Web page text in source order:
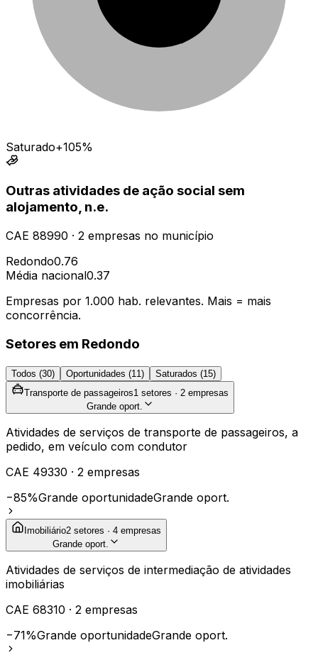
Saturado+105%
Outras atividades de ação social sem
alojamento, n.e.
CAE 88990 · 2 empresas no município
Redondo0.76
Média nacional0.37
Empresas por 1.000 hab. relevantes. Mais = mais
concorrência.
Setores em Redondo
Todos (30) Oportunidades (11) Saturados (15)
Transporte de passageiros1 setores · 2 empresas
Grande oport.
Atividades de serviços de transporte de passageiros, a
pedido, em veículo com condutor
CAE 49330 · 2 empresas
−85%Grande oportunidadeGrande oport.
Imobiliário2 setores · 4 empresas
Grande oport.
Atividades de serviços de intermediação de atividades
imobiliárias
CAE 68310 · 2 empresas
−71%Grande oportunidadeGrande oport.